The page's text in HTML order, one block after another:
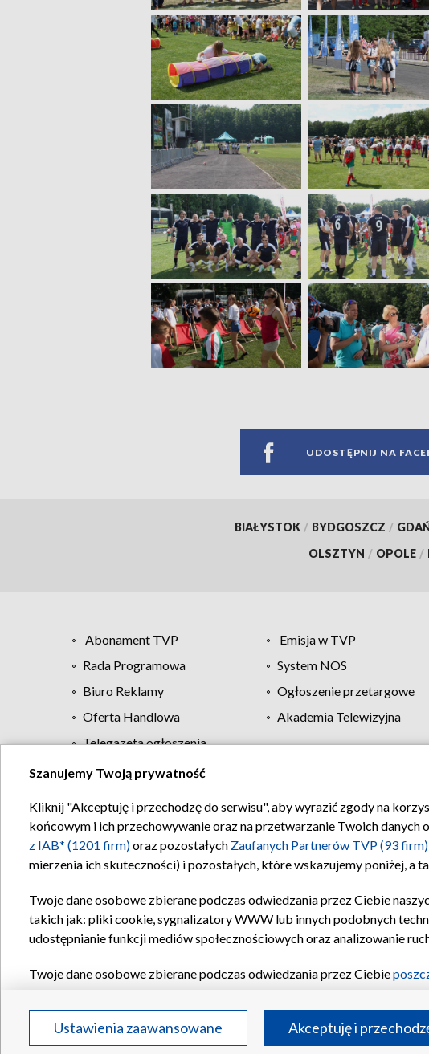
UDOSTĘPNIJ NA
BIAŁYSTOK / BYDGOSZCZ /
OLSZTYN / OPOLE /
Abonament TVP Emisja w TVP
Rada Programowa
System NOS
Biuro Reklamy
Ogłoszenie przetargowe
Oferta Handlowa
Akademia Telewizyjna
Telegazeta ogłoszenia
Regulamin TVP Polityka
Szanujemy Twoją prywatność
Kliknij "Akceptuję i przechodzę do serwisu", aby wyrazić zgody na
końcowym i ich przechowywanie oraz na przetwarzanie Twoich danych
z IAB* (1201 firm)oraz pozostałych Zaufanych Partnerów TVP (93 firm)
mierzenia ich skuteczności) i pozostałych, które wskazujemy poniżej,
Twoje dane osobowe zbierane podczas odwiedzania przez Ciebie
takich jak: pliki cookie, sygnalizatory WWW lub innych podobnych
udostępnianie funkcji mediów społecznościowych oraz analizowanie
Twoje dane osobowe zbierane podczas odwiedzania przez Ciebie
Partnerów TVPdla realizacji następujących celów i funkcji:
reklam, tworzenia profilu spersonalizowanych reklam, tworzenia
treści, stosowania badań rynkowych w celu generowania opinii
Ustawienia zaawansowane Akceptuję i